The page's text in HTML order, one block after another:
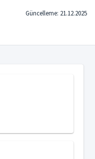
Güncelleme: 21.12.2025